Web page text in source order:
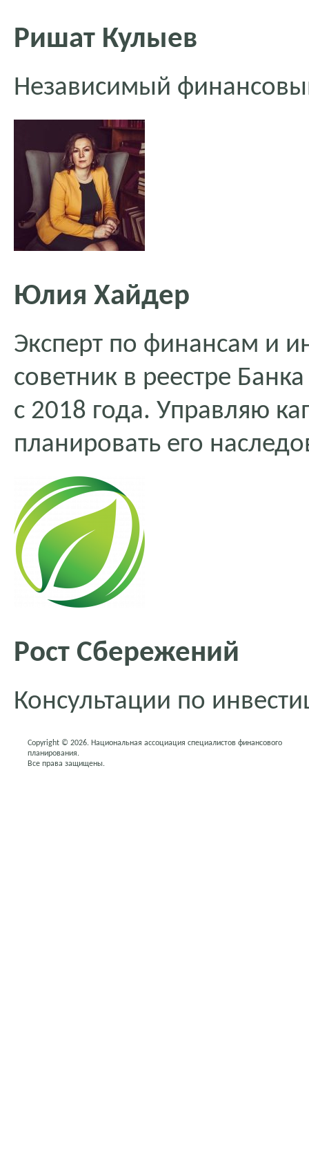
Ришат Кулыев
Независимый
Юлия Хайдер
Эксперт по финансам и
советник в реестре
с 2018 года. Управляю
планировать его
Рост Сбережений
Консультации по
Copyright © 2026. Национальная ассоциация специалистов финансового
планирования.
Все права защищены.